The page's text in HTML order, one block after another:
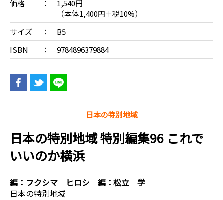
価格
1,540円
（本体1,400円＋税10%）
サイズ
B5
ISBN
9784896379884
日本の特別地域
日本の特別地域 特別編集96 これで
いいのか横浜
編： フクシマ ヒロシ 編： 松立 学
日本の特別地域